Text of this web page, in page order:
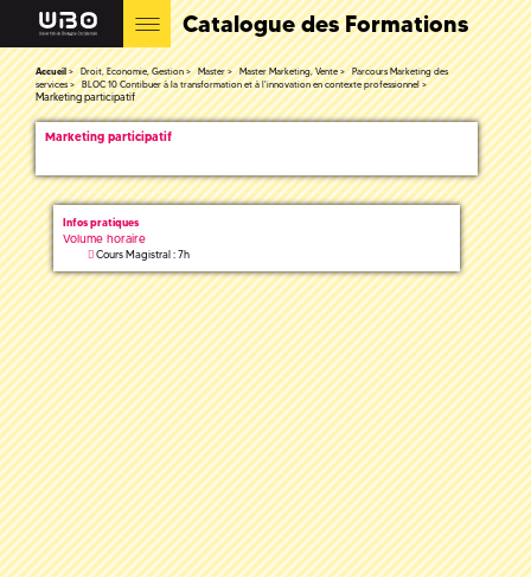
Catalogue des Formations
Accueil Droit, Economie, Gestion Master Master Marketing, Vente
Parcours Marketing des
services
BLOC 10 Contibuer à la transformation et à l'innovation en contexte professionnel
Marketing participatif
Marketing participatif
Infos pratiques
Volume horaire
Cours Magistral : 7h